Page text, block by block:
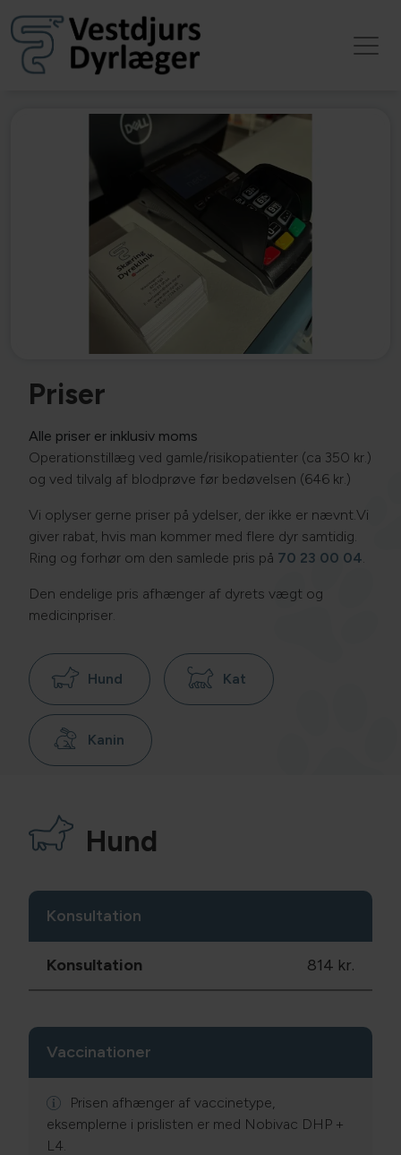
Priser
Alle priser er inklusiv moms
Operationstillæg ved gamle/risikopatienter (ca 350 kr.)
og ved tilvalg af blodprøve før bedøvelsen (646 kr.)
Vi oplyser gerne priser på ydelser, der ikke er nævnt.Vi
giver rabat, hvis man kommer med flere dyr samtidig.
Ring og forhør om den samlede pris på 70 23 00 04.
Den endelige pris afhænger af dyrets vægt og
medicinpriser.
Hund Kat
Kanin
Hund
Konsultation
Konsultation 814 kr.
Vaccinationer
Prisen afhænger af vaccinetype,
eksemplerne i prislisten er med Nobivac DHP +
L4.